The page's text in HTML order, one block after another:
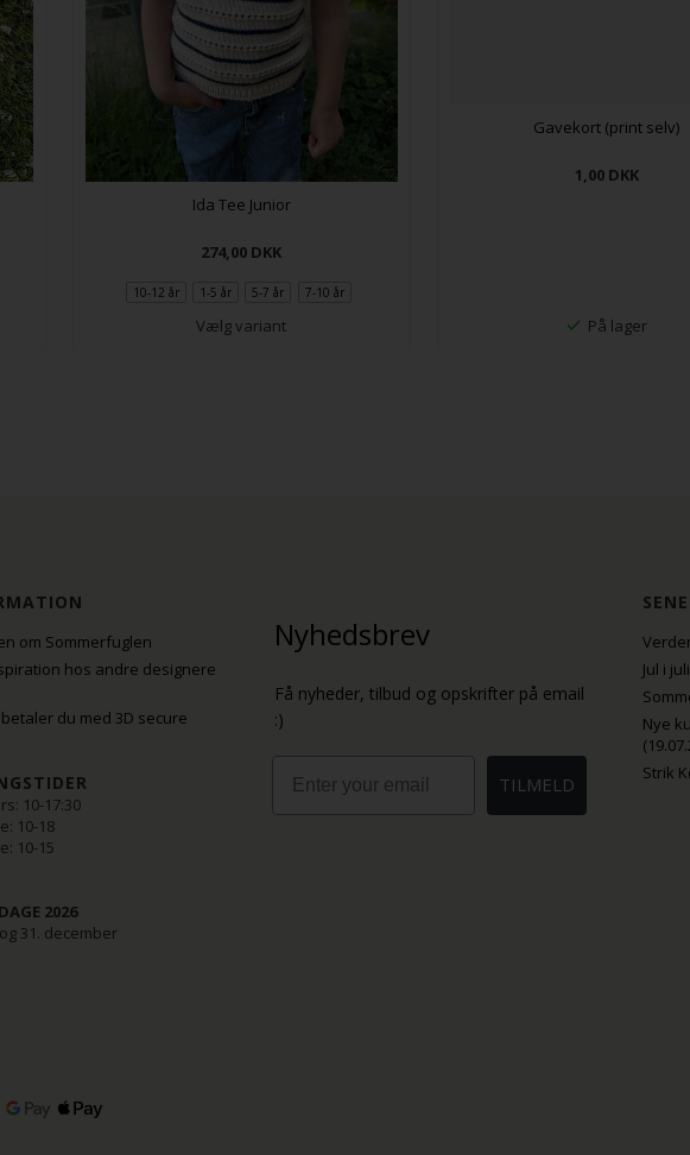
Ida Tee Junior
274,00 DKK
10-12 år 1-5 år 5-7 år 7-10 år
Vælg variant
Gavekort (print selv)
1,00 DKK
På lager
om Sommerfuglen
hos andre designere
du med 3D secure
10-17:30
10-18
10-15
2026
31. december
Nyhedsbrev
Få nyheder, tilbud og opskrifter på email
:)
TILMELD
Jul i
Nye
Strik